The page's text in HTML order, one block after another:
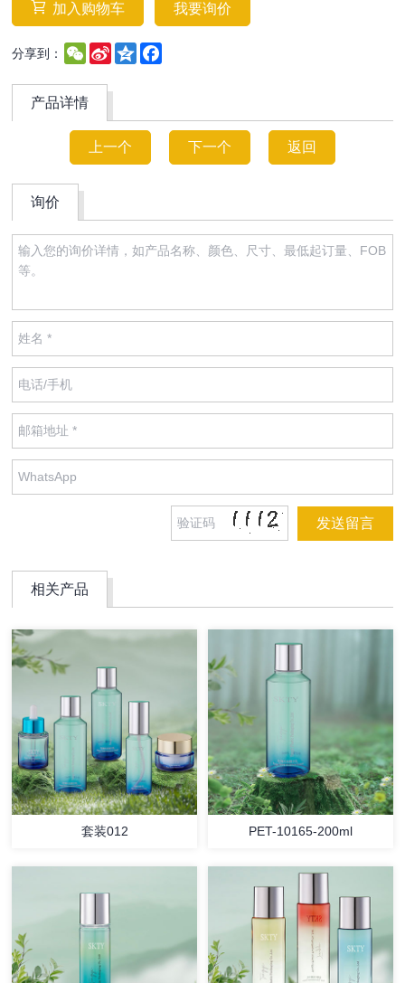
加入购物车 我要询价
分享到： WeChat
Sina
Weibo
Qzone
产品详情
上一个 下一个 返回
询价
相关产品
套装012 PET-10165-200ml